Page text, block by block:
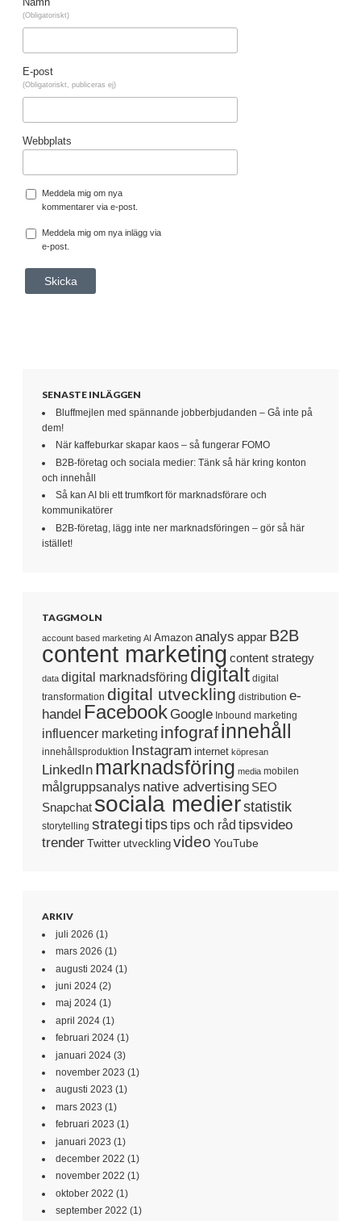
Namn
(Obligatoriskt)
E-post
(Obligatoriskt, publiceras ej)
Webbplats
Meddela mig om nya
kommentarer via e-post.
Meddela mig om nya inlägg via
e-post.
SENASTE INLÄGGEN
Bluffmejlen med spännande jobberbjudanden – Gå inte på
dem!
När kaffeburkar skapar kaos – så fungerar FOMO
B2B-företag och sociala medier: Tänk så här kring konton
och innehåll
Så kan AI bli ett trumfkort för marknadsförare och
kommunikatörer
B2B-företag, lägg inte ner marknadsföringen – gör så här
istället!
TAGGMOLN
account based marketing AI Amazon analys appar B2B
content marketing content strategy
data digital marknadsföring digitalt digital
transformation digital utveckling distribution e-
handel Facebook Google Inbound marketing
influencer marketing infografinnehåll
innehållsproduktion Instagram internet köpresan
LinkedIn marknadsföring media mobilen
målgruppsanalys native advertising SEO
Snapchat sociala medierstatistik
storytelling strategi tipstips och råd tipsvideo
trenderTwitter utveckling video YouTube
ARKIV
juli 2026 (1)
mars 2026 (1)
augusti 2024 (1)
juni 2024 (2)
maj 2024 (1)
april 2024 (1)
februari 2024 (1)
januari 2024 (3)
november 2023 (1)
augusti 2023 (1)
mars 2023 (1)
februari 2023 (1)
januari 2023 (1)
december 2022 (1)
november 2022 (1)
oktober 2022 (1)
september 2022 (1)